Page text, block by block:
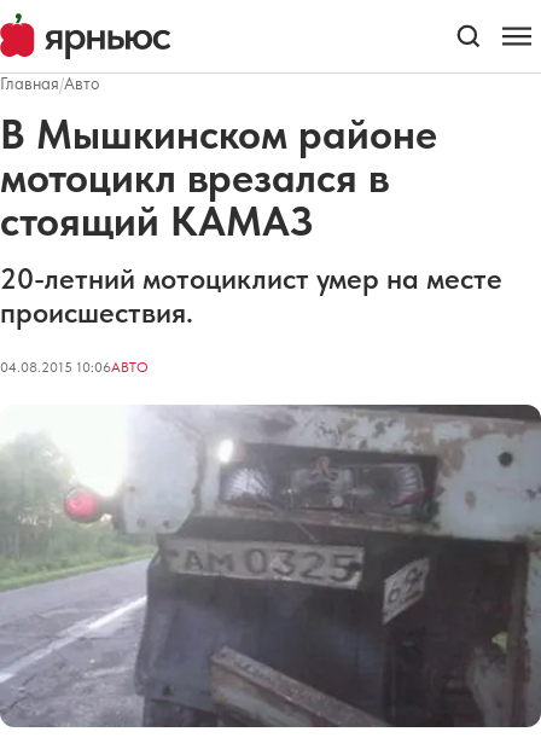
Главная/Авто
В Мышкинском районе
мотоцикл врезался в
стоящий КАМАЗ
20-летний мотоциклист умер на месте
происшествия.
04.08.2015 10:06АВТО